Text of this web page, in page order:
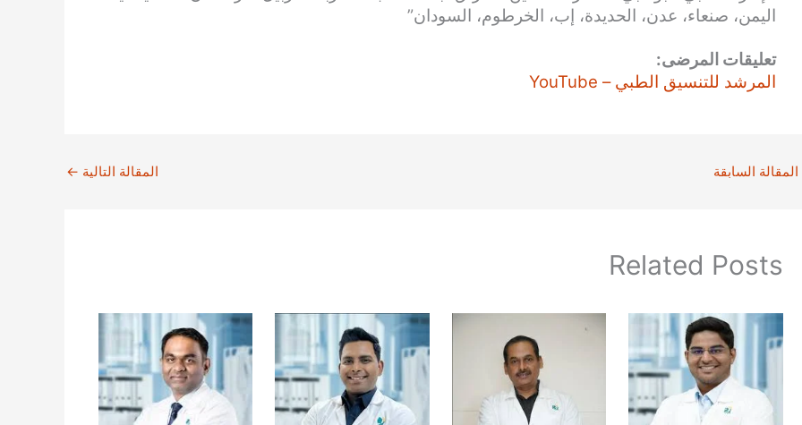
اليمن، صنعاء، عدن، الحديدة، إب، الخرطوم، السودان”
تعليقات المرضى:
المرشد للتنسيق الطبي – YouTube
المقالة السابقة المقالة التالية ←
Related Posts